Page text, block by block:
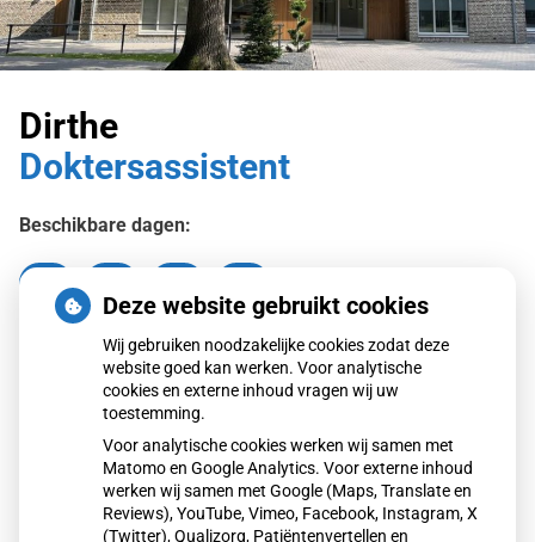
Dirthe
Doktersassistent
Beschikbare dagen:
MaandagWoensdagDonderdagVrijdag
Terug naar overzicht
Deze website gebruikt cookies
Wij gebruiken noodzakelijke cookies zodat deze
website goed kan werken. Voor analytische
cookies en externe inhoud vragen wij uw
toestemming.
Voor analytische cookies werken wij samen met
Matomo en Google Analytics. Voor externe inhoud
werken wij samen met Google (Maps, Translate en
Reviews), YouTube, Vimeo, Facebook, Instagram, X
(Twitter), Qualizorg, Patiëntenvertellen en